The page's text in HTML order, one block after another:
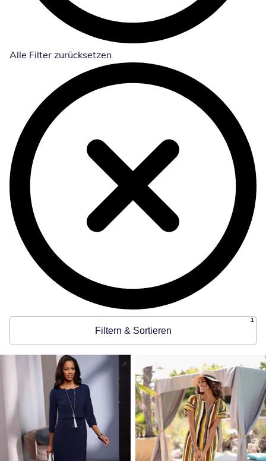
Alle Filter zurücksetzen
Filtern & Sortieren
1